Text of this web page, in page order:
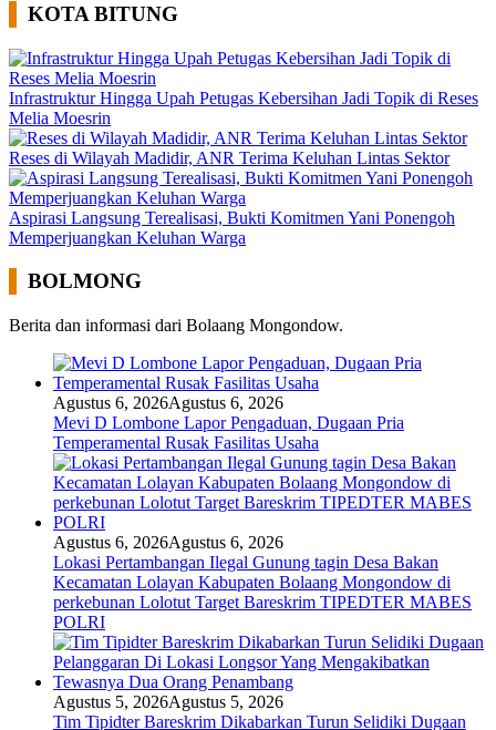
KOTA BITUNG
Infrastruktur Hingga Upah Petugas Kebersihan Jadi Topik di Reses
Melia Moesrin
Reses di Wilayah Madidir, ANR Terima Keluhan Lintas Sektor
Aspirasi Langsung Terealisasi, Bukti Komitmen Yani Ponengoh
Memperjuangkan Keluhan Warga
BOLMONG
Berita dan informasi dari Bolaang Mongondow.
Agustus 6, 2026Agustus 6, 2026
Mevi D Lombone Lapor Pengaduan, Dugaan Pria
Temperamental Rusak Fasilitas Usaha
Agustus 6, 2026Agustus 6, 2026
Lokasi Pertambangan Ilegal Gunung tagin Desa Bakan
Kecamatan Lolayan Kabupaten Bolaang Mongondow di
perkebunan Lolotut Target Bareskrim TIPEDTER MABES
POLRI
Agustus 5, 2026Agustus 5, 2026
Tim Tipidter Bareskrim Dikabarkan Turun Selidiki Dugaan